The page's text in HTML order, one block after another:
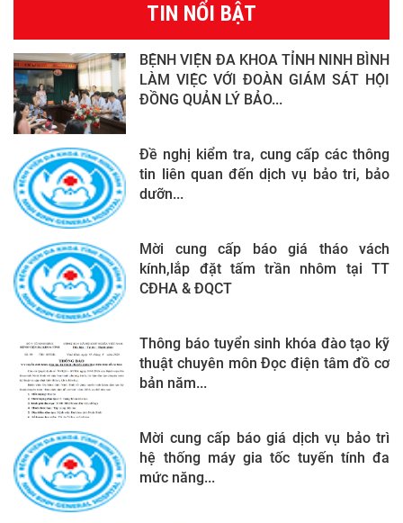
TIN NỔI BẬT
BỆNH VIỆN ĐA KHOA TỈNH NINH BÌNH
LÀM VIỆC VỚI ĐOÀN GIÁM SÁT HỘI
ĐỒNG QUẢN LÝ BẢO...
Đề nghị kiểm tra, cung cấp các thông
tin liên quan đến dịch vụ bảo tri, bảo
dưỡn...
Mời cung cấp báo giá tháo vách
kính,lắp đặt tấm trần nhôm tại TT
CĐHA & ĐQCT
Thông báo tuyển sinh khóa đào tạo kỹ
thuật chuyên môn Đọc điện tâm đồ cơ
bản năm...
Mời cung cấp báo giá dịch vụ bảo trì
hệ thống máy gia tốc tuyến tính đa
mức năng...